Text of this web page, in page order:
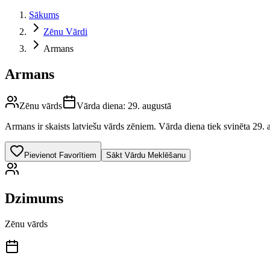
Sākums
Zēnu Vārdi
Armans
Armans
Zēnu vārds Vārda diena: 29. augustā
Armans ir skaists latviešu vārds zēniem. Vārda diena tiek svinēta 29.
Pievienot Favorītiem Sākt Vārdu Meklēšanu
Dzimums
Zēnu vārds